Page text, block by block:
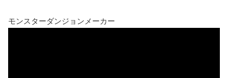
モンスターダンジョンメーカー